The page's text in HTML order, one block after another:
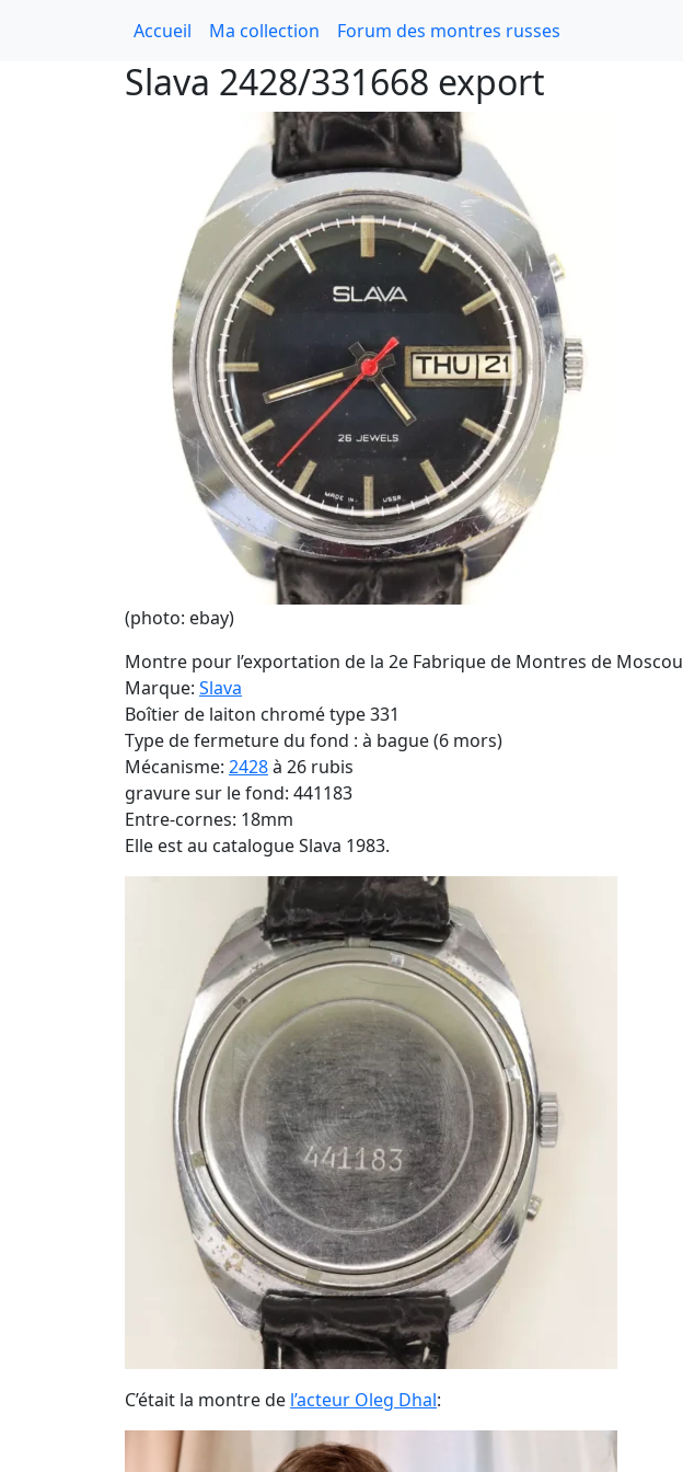
Accueil Ma collection Forum des montres russes
Slava 2428/331668 export
(photo: ebay)
Montre pour l’exportation de la 2e Fabrique de Montres de Moscou
Marque: Slava
Boîtier de laiton chromé type 331
Type de fermeture du fond : à bague (6 mors)
Mécanisme: 2428à 26 rubis
gravure sur le fond: 441183
Entre-cornes: 18mm
Elle est au catalogue Slava 1983.
C’était la montre de l’acteur Oleg Dhal: